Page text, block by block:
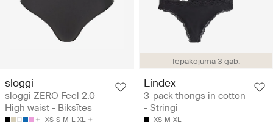
sloggi
sloggi ZERO Feel 2.0
High waist - Biksītes
XS S M L XL
Iepakojumā 3 gab.
Lindex
3-pack thongs in cotton
- Stringi
XS M XL